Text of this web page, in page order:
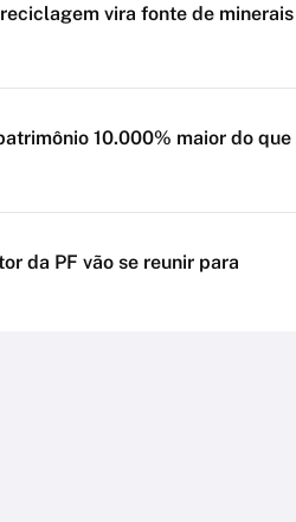
vira fonte de minerais
10.000% maior do que
da PF vão se reunir para